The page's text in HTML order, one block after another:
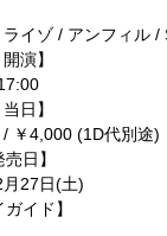
イゾ / アンフィル /
演】
日】
/ ￥4,000 (1D代別途)
売日】
27日(土)
ガイド】